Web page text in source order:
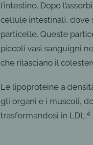
l’intestino. Dopo
cellule intestinali, dove
particelle. Queste
piccoli vasi sanguigni
che rilasciano il
Le lipoproteine a
gli organi e i muscoli,
trasformandosi in LDL.4